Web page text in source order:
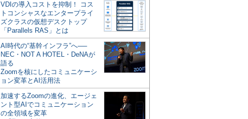
VDIの導入コストを抑制！ コス
トコンシャスなエンタープライ
ズクラスの仮想デスクトップ
「Parallels RAS」とは
AI時代の“基幹インフラ”へ──
NEC・NOT A HOTEL・DeNAが
語る
Zoomを核にしたコミュニケーシ
ョン変革とAI活用法
加速するZoomの進化、エージェ
ント型AIでコミュニケーション
の全領域を変革